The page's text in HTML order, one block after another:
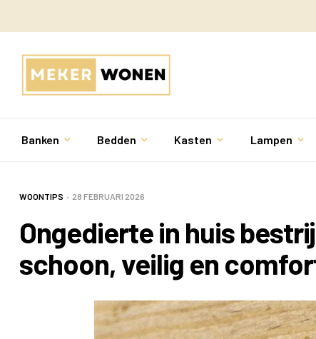
Banken Bedden Kasten Lampen
WOONTIPS 28 FEBRUARI 2026
Ongedierte in huis
schoon, veilig en